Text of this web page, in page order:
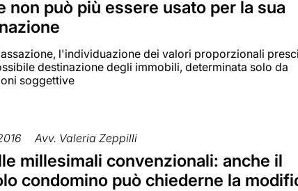
non può più essere usato per la sua
l'individuazione dei valori proporzionali
destinazione degli immobili, determinata solo da
soggettive
Avv. Valeria Zeppilli
millesimali convenzionali: anche il
condomino può chiederne la